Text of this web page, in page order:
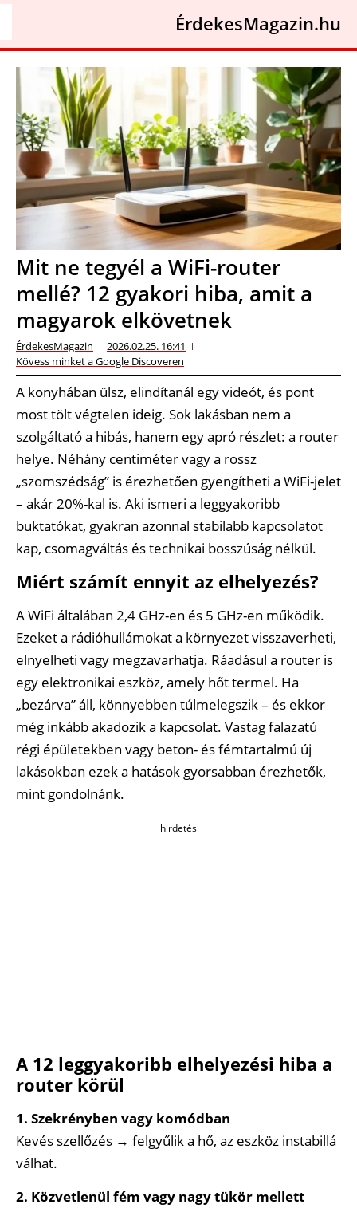
ÉrdekesMagazin.hu
Mit ne tegyél a WiFi-router
mellé? 12 gyakori hiba, amit a
magyarok elkövetnek
ÉrdekesMagazin
2026.02.25. 16:41
Kövess minket a Google Discoveren
A konyhában ülsz, elindítanál egy videót, és pont
most tölt végtelen ideig. Sok lakásban nem a
szolgáltató a hibás, hanem egy apró részlet: a router
helye. Néhány centiméter vagy a rossz
„szomszédság” is érezhetően gyengítheti a WiFi-jelet
– akár 20%-kal is. Aki ismeri a leggyakoribb
buktatókat, gyakran azonnal stabilabb kapcsolatot
kap, csomagváltás és technikai bosszúság nélkül.
Miért számít ennyit az elhelyezés?
A WiFi általában 2,4 GHz-en és 5 GHz-en működik.
Ezeket a rádióhullámokat a környezet visszaverheti,
elnyelheti vagy megzavarhatja. Ráadásul a router is
egy elektronikai eszköz, amely hőt termel. Ha
„bezárva” áll, könnyebben túlmelegszik – és ekkor
még inkább akadozik a kapcsolat. Vastag falazatú
régi épületekben vagy beton- és fémtartalmú új
lakásokban ezek a hatások gyorsabban érezhetők,
mint gondolnánk.
hirdetés
A 12 leggyakoribb elhelyezési hiba a
router körül
1. Szekrényben vagy komódban
Kevés szellőzés → felgyűlik a hő, az eszköz instabillá
válhat.
2. Közvetlenül fém vagy nagy tükör mellett